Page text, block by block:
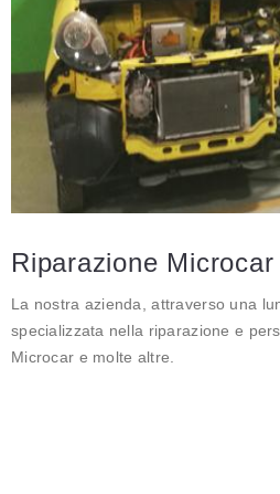
Riparazione Microcar
La nostra azienda, attraverso una
specializzata nella riparazione e
Microcar e molte altre.